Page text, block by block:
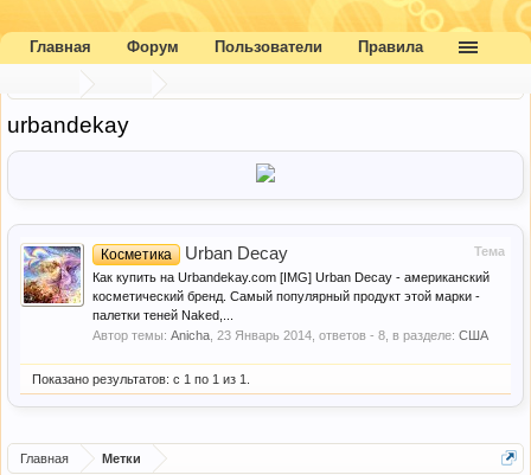
urbandekay
Тема
Косметика Urban Decay
Как купить на Urbandekay.com [IMG] Urban Decay - американский
косметический бренд. Самый популярный продукт этой марки -
палетки теней Naked,...
Автор темы: Anicha 23 Январь 2014 , ответов - 8, в разделе: США
Показано результатов: с 1 по 1 из 1.
Главная Метки
Главная Форум Пользователи Правила